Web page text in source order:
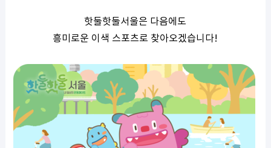
핫둘핫둘서울은 다음에도
흥미로운 이색 스포츠로 찾아오겠습니다!